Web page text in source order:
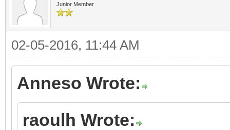
Junior Member
02-05-2016, 11:44 AM
Anneso Wrote:
raoulh Wrote: